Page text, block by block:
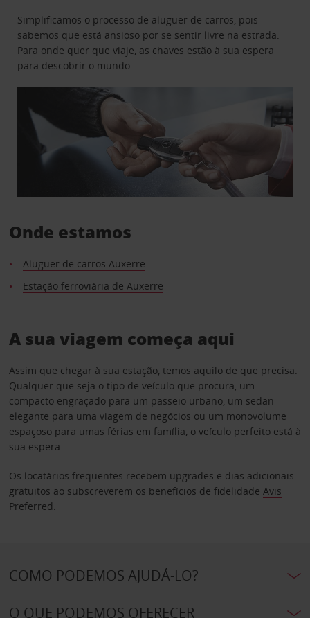
Simplificamos o processo de aluguer de carros, pois
sabemos que está ansioso por se sentir livre na estrada.
Para onde quer que viaje, as chaves estão à sua espera
para descobrir o mundo.
Onde estamos
Aluguer de carros Auxerre
Estação ferroviária de Auxerre
A sua viagem começa aqui
Assim que chegar à sua estação, temos aquilo de que precisa.
Qualquer que seja o tipo de veículo que procura, um
compacto engraçado para um passeio urbano, um sedan
elegante para uma viagem de negócios ou um monovolume
espaçoso para umas férias em família, o veículo perfeito está à
sua espera.
Os locatários frequentes recebem upgrades e dias adicionais
gratuitos ao subscreverem os benefícios de fidelidade Avis
Preferred.
COMO PODEMOS AJUDÁ-LO?
O QUE PODEMOS OFERECER